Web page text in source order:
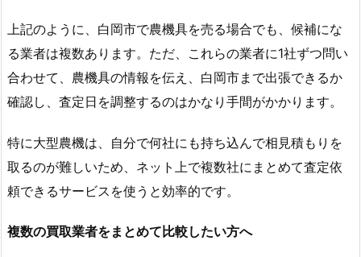
上記のように、白岡市で農機具を売る場合でも、候補にな
る業者は複数あります。ただ、これらの業者に1社ずつ問い
合わせて、農機具の情報を伝え、白岡市まで出張できるか
確認し、査定日を調整するのはかなり手間がかかります。
特に大型農機は、自分で何社にも持ち込んで相見積もりを
取るのが難しいため、ネット上で複数社にまとめて査定依
頼できるサービスを使うと効率的です。
複数の買取業者をまとめて比較したい方へ